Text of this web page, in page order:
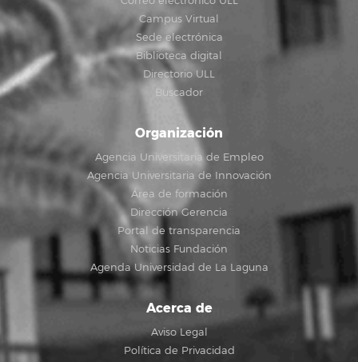
Campus Virtual
Sede electrónica
Biblioteca digital
Directorio ULL
Buscador
Organización
Agencia Universitaria de Empleo
Agencia Universitaria de Innovación
Área de formación
Dirección Gerencia
Portal de transparencia
Noticias Fundación
Agenda Universidad de La Laguna
Acerca de
Aviso Legal
Política de Privacidad